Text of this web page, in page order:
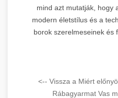
mind azt mutatják, hogy
modern életstílus és a
borok szerelmeseinek és
<-- Vissza a Miért
Rábagyarmat Vas